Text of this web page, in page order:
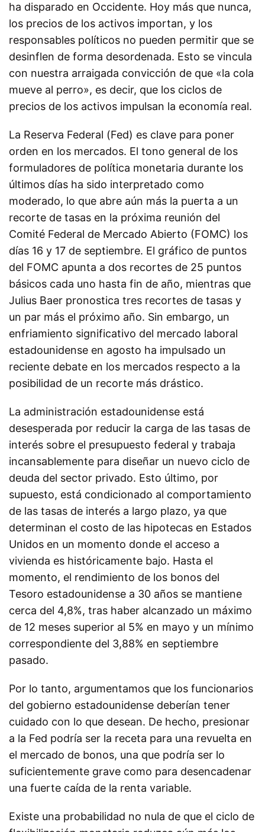
ha disparado en Occidente. Hoy más que nunca,
los precios de los activos importan, y los
responsables políticos no pueden permitir que se
desinflen de forma desordenada. Esto se vincula
con nuestra arraigada convicción de que «la cola
mueve al perro», es decir, que los ciclos de
precios de los activos impulsan la economía real.
La Reserva Federal (Fed) es clave para poner
orden en los mercados. El tono general de los
formuladores de política monetaria durante los
últimos días ha sido interpretado como
moderado, lo que abre aún más la puerta a un
recorte de tasas en la próxima reunión del
Comité Federal de Mercado Abierto (FOMC) los
días 16 y 17 de septiembre. El gráfico de puntos
del FOMC apunta a dos recortes de 25 puntos
básicos cada uno hasta fin de año, mientras que
Julius Baer pronostica tres recortes de tasas y
un par más el próximo año. Sin embargo, un
enfriamiento significativo del mercado laboral
estadounidense en agosto ha impulsado un
reciente debate en los mercados respecto a la
posibilidad de un recorte más drástico.
La administración estadounidense está
desesperada por reducir la carga de las tasas de
interés sobre el presupuesto federal y trabaja
incansablemente para diseñar un nuevo ciclo de
deuda del sector privado. Esto último, por
supuesto, está condicionado al comportamiento
de las tasas de interés a largo plazo, ya que
determinan el costo de las hipotecas en Estados
Unidos en un momento donde el acceso a
vivienda es históricamente bajo. Hasta el
momento, el rendimiento de los bonos del
Tesoro estadounidense a 30 años se mantiene
cerca del 4,8%, tras haber alcanzado un máximo
de 12 meses superior al 5% en mayo y un mínimo
correspondiente del 3,88% en septiembre
pasado.
Por lo tanto, argumentamos que los funcionarios
del gobierno estadounidense deberían tener
cuidado con lo que desean. De hecho, presionar
a la Fed podría ser la receta para una revuelta en
el mercado de bonos, una que podría ser lo
suficientemente grave como para desencadenar
una fuerte caída de la renta variable.
Existe una probabilidad no nula de que el ciclo de